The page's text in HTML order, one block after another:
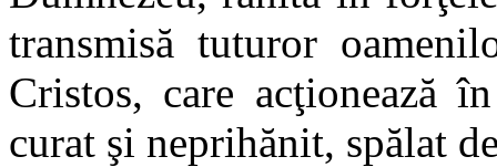
transmisă tuturor
Cristos, care acţionează
curat şi neprihănit, spălat